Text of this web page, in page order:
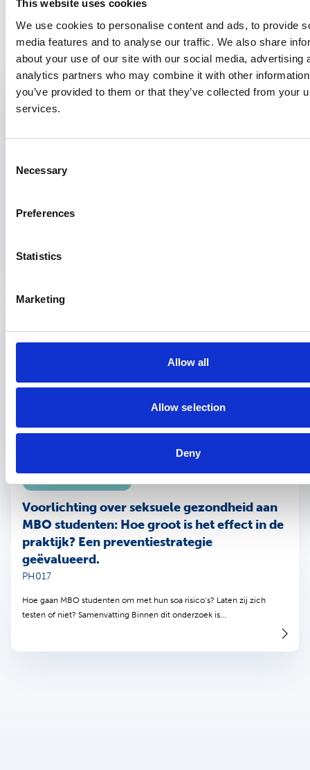
This website uses cookies
We use cookies to personalise content and ads, to provide
media features and to analyse our traffic. We also share
about your use of our site with our social media, advertising
analytics partners who may combine it with other
you’ve provided to them or that they’ve collected from your
services.
Selection
Necessary
Preferences
Statistics
Marketing
Allow all
Allow selection
Deny
Bekijk ook
beoordeling van de spraak-taalontwikkeling
Voorschoolse educatie en spraak-
PH011
Samenvatting onderzoek 1 juli 2015
Perceptie en invulling van beleidsvrijheid
Een kwalitatief onderzoek onder indicatiestellers van het Centrum
Voorlichting over seksuele gezondheid aan
MBO studenten: Hoe groot is het effect in de
praktijk? Een preventiestrategie
geëvalueerd.
PH017
Hoe gaan MBO studenten om met hun soa risico’s? Laten zij zich
testen of niet? Samenvatting Binnen dit onderzoek is...